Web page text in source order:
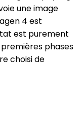
une image
4 est
est purement
phases
choisi de